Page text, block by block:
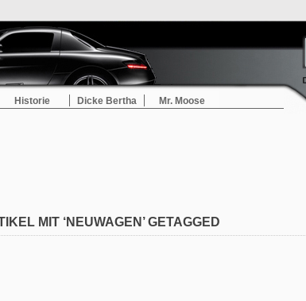
Historie Dicke Bertha Mr. Moose
MIT ‘NEUWAGEN’ GETAGGED